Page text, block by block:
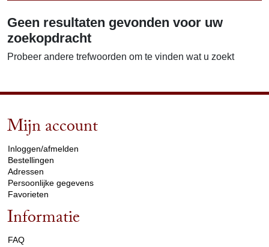
Geen resultaten gevonden voor uw
zoekopdracht
Probeer andere trefwoorden om te vinden wat u zoekt
Mijn account
Inloggen/afmelden
Bestellingen
Adressen
Persoonlijke gegevens
Favorieten
Informatie
FAQ